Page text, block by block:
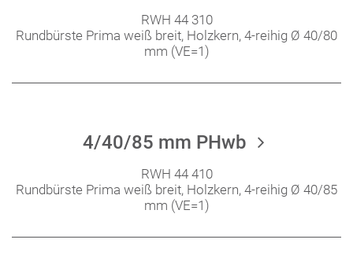
RWH 44 310
Rundbürste Prima weiß breit, Holzkern, 4-reihig Ø 40/80
mm (VE=1)
4/40/85 mm PHwb
RWH 44 410
Rundbürste Prima weiß breit, Holzkern, 4-reihig Ø 40/85
mm (VE=1)